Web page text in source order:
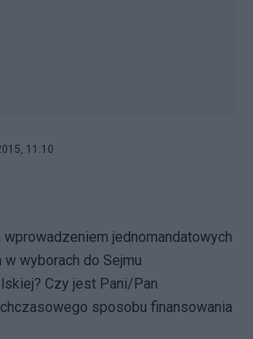
11:10
jednomandatowych
wyborach do Sejmu
Czy jest Pani/Pan
sposobu finansowania